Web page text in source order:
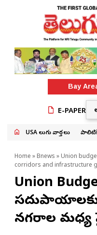
Bay
E-PAPER
USA తెలుగు వార్తలు
Home » Bnews » Union
corridors and infrastructure
Union
సదుపాయాలకు
నగరాల మధ్య